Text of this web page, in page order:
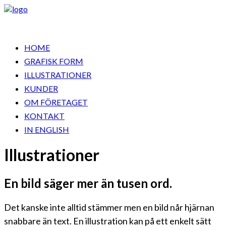
HOME
GRAFISK FORM
ILLUSTRATIONER
KUNDER
OM FÖRETAGET
KONTAKT
IN ENGLISH
Illustrationer
En bild säger mer än tusen ord.
Det kanske inte alltid stämmer men en bild når hjärnan
snabbare än text. En illustration kan på ett enkelt sätt